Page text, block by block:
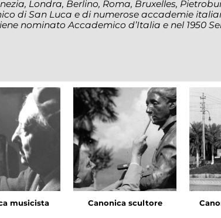
Londra, Berlino, Roma, Bruxelles,
di San Luca e di numerose accademie
nominato Accademico d’Italia e nel 1950
musicista Canonica scultore